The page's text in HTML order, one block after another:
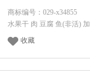
商标编号：029-x34855
水果干 肉 豆腐 鱼(非活) 加
收藏